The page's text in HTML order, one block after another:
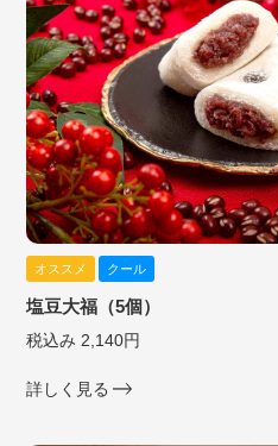
オススメ クール
塩豆大福（5個）
税込み 2,140円
詳しく見る